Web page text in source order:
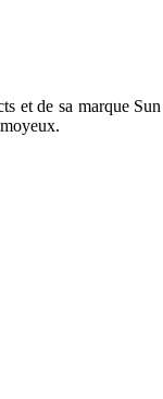
et de sa marque